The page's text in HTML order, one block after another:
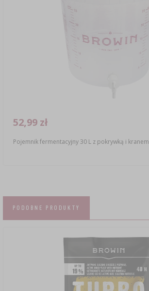
Pojemnik fermentacyjny 30 L z pokrywką i kranem
52,99 zł
PODOBNE PRODUKTY